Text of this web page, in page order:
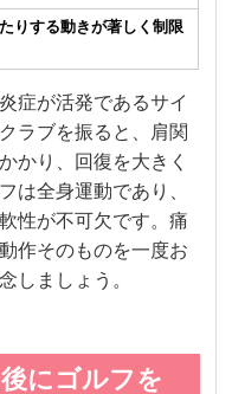
りする動きが著しく制限
症が活発であるサイ
ラブを振ると、肩関
かり、回復を大きく
は全身運動であり、
性が不可欠です。痛
作そのものを一度お
しましょう。
にゴルフを